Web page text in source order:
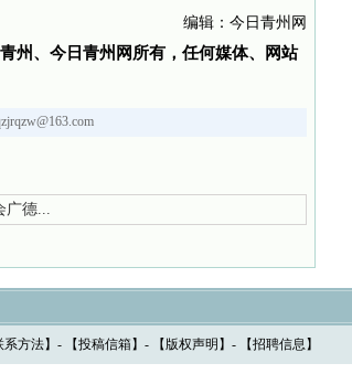
编辑：今日青州网
州、今日青州网所有，任何媒体、网站
广德...
系方法】- 【投稿信箱 】- 【版权声明 】- 【招聘信息 】